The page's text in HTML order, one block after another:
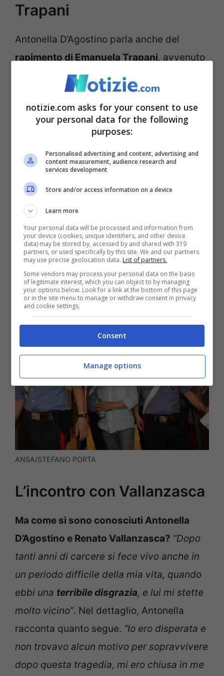
Trapani
Antonella D’Agostino parla anche del
rapimento di Emanuela Trapani, avvenuto
nel dicembre del 1976. In questo caso, l’ex
moglie di Vallanzasca sottolinea i modi
gentili del boss, confermati anche dalle
testimonianze di Trapani.“
grande savoir faire di Renatoe della
banda. Sorseggiavano champagne, disse
Emanuela, ed era libera di muoversi
all’interno della casa…”
D’Agostino, ci potrebbe anche essere stata
una liaison tra i due. “Difficile resistere a
Renato, ma non ho alcuna prova di questo.
Se poi mi chiedi un’opinione, io ti rispondo
di sì,secondo me ci fu una storia
ANSA/STEFANO PORTA
L’incontro con Vallanzasca
Ma come si sono conosciuti Antonella
D’Agostino e Renato Vallanzasca? “Dopo
tanti anni di carcere si fece vivo anche in
un periodo difficile della mia vita, quando
ebbi una terribile disgrazia, e lui mi stette
molto vicino”. Nel dettaglio, Antonella
racconta quanto segue. “Io ero disperata e
non trovavo alcun motivo per sopravvivere
dopo questa tragedia, mi ero chiusa in me
notizie.com asks for your consent to use
your personal data for the following
purposes:
Personalised advertising and content, advertising and
content measurement, audience research and
services development
Store and/or access information on a device
Learn more
Your personal data will be processed and information from
your device (cookies, unique identifiers, and other device
data) may be stored by, accessed by and shared with 319
partners, or used specifically by this site. We and our partners
may use precise geolocation data. List of partners.
Some vendors may process your personal data on the basis
of legitimate interest, which you can object to by managing
your options below. Look for a link at the bottom of this page
or in the site menu to manage or withdraw consent in privacy
and cookie settings.
Consent
Manage options